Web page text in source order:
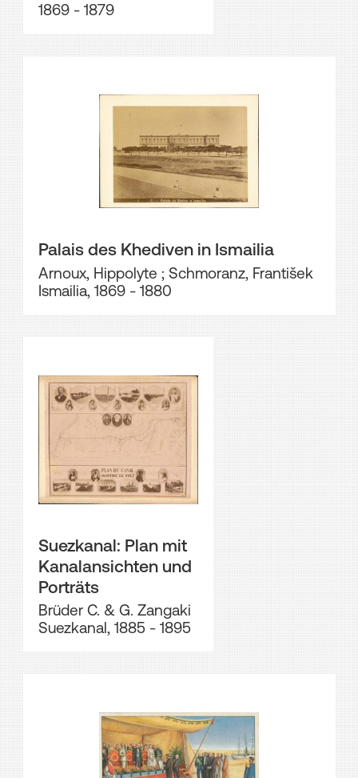
1869 - 1879
Palais des Khediven in Ismailia
Arnoux, Hippolyte ; Schmoranz, František
Ismailia, 1869 - 1880
Suezkanal: Plan mit
Kanalansichten und
Porträts
Brüder C. & G. Zangaki
Suezkanal, 1885 - 1895